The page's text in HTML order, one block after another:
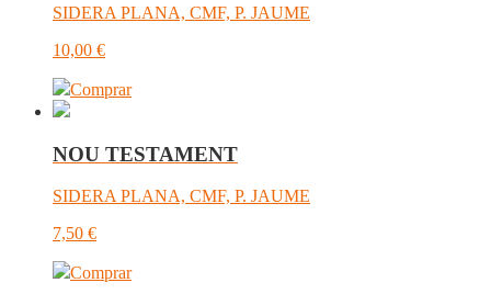
SIDERA PLANA, CMF, P. JAUME
10,00 €
Comprar
NOU TESTAMENT
SIDERA PLANA, CMF, P. JAUME
7,50 €
Comprar